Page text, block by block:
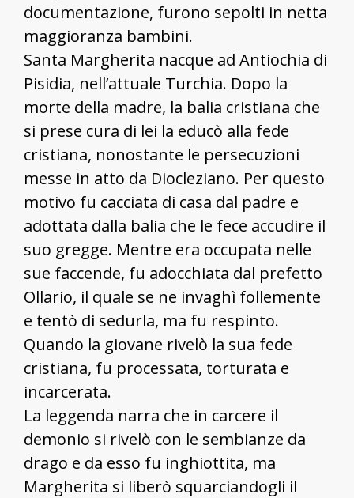
documentazione, furono sepolti in netta
maggioranza bambini.
Santa Margherita nacque ad Antiochia di
Pisidia, nell’attuale Turchia. Dopo la
morte della madre, la balia cristiana che
si prese cura di lei la educò alla fede
cristiana, nonostante le persecuzioni
messe in atto da Diocleziano. Per questo
motivo fu cacciata di casa dal padre e
adottata dalla balia che le fece accudire il
suo gregge. Mentre era occupata nelle
sue faccende, fu adocchiata dal prefetto
Ollario, il quale se ne invaghì follemente
e tentò di sedurla, ma fu respinto.
Quando la giovane rivelò la sua fede
cristiana, fu processata, torturata e
incarcerata.
La leggenda narra che in carcere il
demonio si rivelò con le sembianze da
drago e da esso fu inghiottita, ma
Margherita si liberò squarciandogli il